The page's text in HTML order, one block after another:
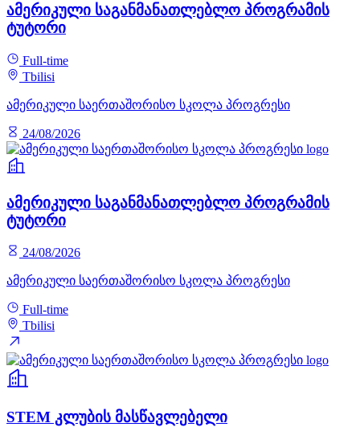
ამერიკული საგანმანათლებლო პროგრამის
ტუტორი
Full-time
Tbilisi
ამერიკული საერთაშორისო სკოლა პროგრესი
24/08/2026
ამერიკული საგანმანათლებლო პროგრამის
ტუტორი
24/08/2026
ამერიკული საერთაშორისო სკოლა პროგრესი
Full-time
Tbilisi
STEM კლუბის მასწავლებელი